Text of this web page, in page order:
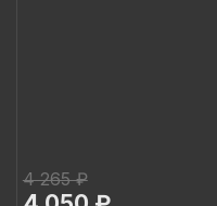
4 265 ₽